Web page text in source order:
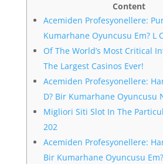
Content
Acemiden Profesyonellere:
Kumarhane Oyuncusu Em? L
Of The World’s Most Critical
The Largest Casinos Ever!
Acemiden Profesyonellere:
D? Bir Kumarhane Oyuncusu
Migliori Siti Slot In The
202
Acemiden Profesyonellere:
Bir Kumarhane Oyuncusu